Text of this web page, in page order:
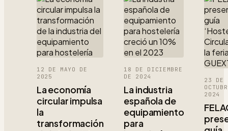
12 DE MAYO DE
2025
La economía
circular impulsa
la
transformación
18 DE DICIEMBRE
DE 2024
La industria
española de
equipamiento
para
23 DE
2024